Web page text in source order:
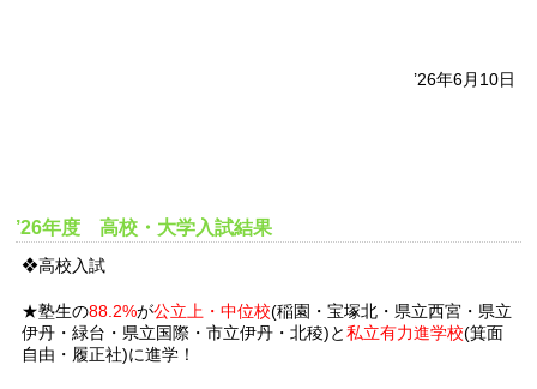
’26年6月10日
’26年度 高校・大学入試結果
❖高校入試
★塾生の88.2%が公立上・中位校(稲園・宝塚北・県立西宮・県立
伊丹・緑台・県立国際・市立伊丹・北稜)と私立有力進学校(箕面
自由・履正社)に進学！